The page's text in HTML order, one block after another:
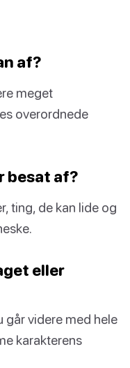
af?
meget
overordnede
besat af?
ting, de kan lide og
eller
videre med hele
karakterens